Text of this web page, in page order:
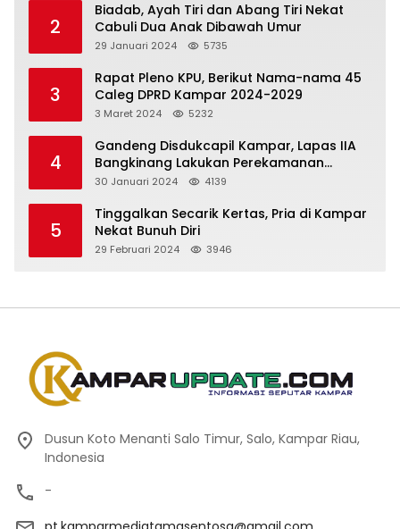
2
Biadab, Ayah Tiri dan Abang Tiri Nekat
Cabuli Dua Anak Dibawah Umur
29 Januari 2024 5735
3
Rapat Pleno KPU, Berikut Nama-nama 45
3 Maret 2024 5232
4
Gandeng Disdukcapil Kampar, Lapas IIA
Bangkinang Lakukan Perekamanan
Kependudukan WBP
30 Januari 2024 4139
5
Tinggalkan Secarik Kertas, Pria di Kampar
Nekat Bunuh Diri
29 Februari 2024 3946
Dusun Koto Menanti Salo Timur, Salo, Kampar Riau,
Indonesia
-